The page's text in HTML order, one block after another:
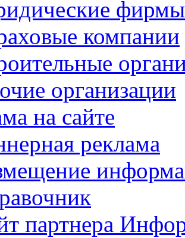
фирмы
компании
организации
на сайте
реклама
партнера